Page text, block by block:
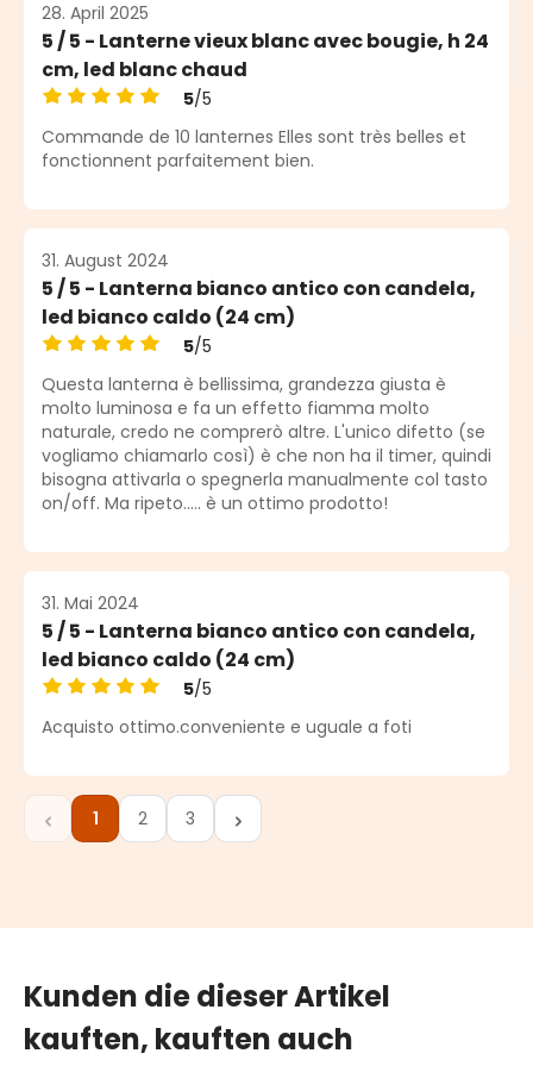
28. April 2025
5 / 5 - Lanterne vieux blanc avec bougie, h 24
cm, led blanc chaud
Durchschnittliche Bewertung von 5 von 5 Sternen
5/5
Commande de 10 lanternes Elles sont très belles et
fonctionnent parfaitement bien.
31. August 2024
5 / 5 - Lanterna bianco antico con candela,
led bianco caldo (24 cm)
Durchschnittliche Bewertung von 5 von 5 Sternen
5/5
Questa lanterna è bellissima, grandezza giusta è
molto luminosa e fa un effetto fiamma molto
naturale, credo ne comprerò altre. L'unico difetto (se
vogliamo chiamarlo così) è che non ha il timer, quindi
bisogna attivarla o spegnerla manualmente col tasto
on/off. Ma ripeto..... è un ottimo prodotto!
31. Mai 2024
5 / 5 - Lanterna bianco antico con candela,
led bianco caldo (24 cm)
Durchschnittliche Bewertung von 5 von 5 Sternen
5/5
Acquisto ottimo.conveniente e uguale a foti
Seite
1 Seite
2 Seite
3
Kunden die dieser Artikel
kauften, kauften auch